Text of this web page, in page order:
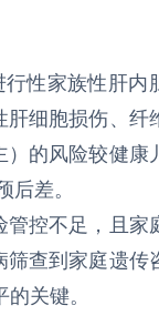
性家族性肝内
肝细胞损伤、纤
）的风险较健康
差。
管控不足，且家
筛查到家庭遗传
关键。